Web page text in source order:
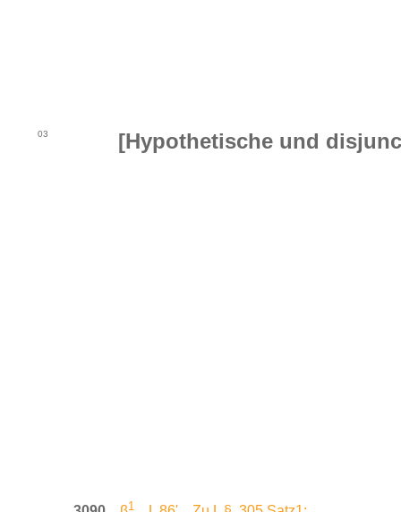
03 [Hypothetische und
1